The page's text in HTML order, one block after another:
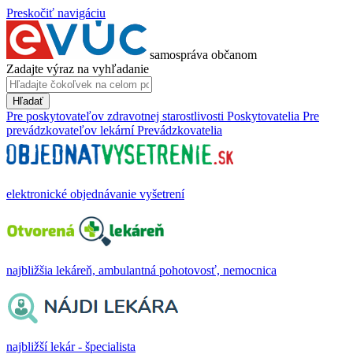
Preskočiť navigáciu
samospráva občanom
Zadajte výraz na vyhľadanie
Hľadať
Pre poskytovateľov zdravotnej starostlivosti Poskytovatelia Pre
prevádzkovateľov lekární Prevádzkovatelia
elektronické objednávanie vyšetrení
najbližšia lekáreň, ambulantná pohotovosť, nemocnica
najbližší lekár - špecialista